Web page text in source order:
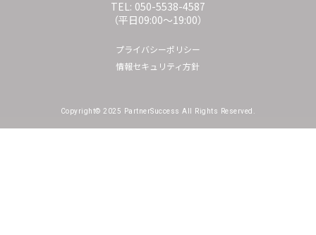
TEL: 050-5538-4587
（平日09:00〜19:00）
プライバシーポリシー
情報セキュリティ方針
Copyright© 2025 PartnerSuccess All Rights Reserved.